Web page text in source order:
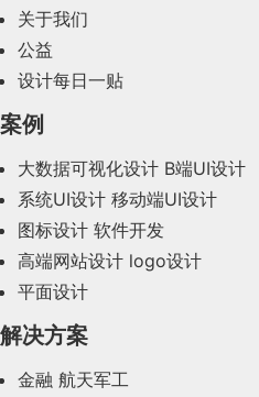
2024年2月(58)
2023年10月(14)
2023年8月(88)
2023年7月(62)
2023年6月(58)
关于我们
公益
设计每日一贴
案例
大数据可视化设计 B端UI设计
系统UI设计 移动端UI设计
图标设计 软件开发
高端网站设计 logo设计
平面设计
解决方案
金融 航天军工